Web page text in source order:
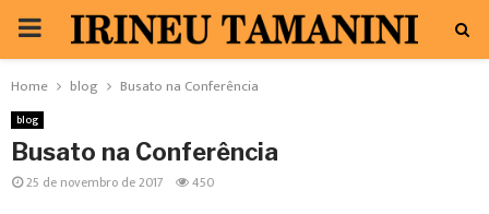
PRIMARY
MENU
Home blog Busato na Conferência
blog
Busato na Conferência
25 de novembro de 2017 450